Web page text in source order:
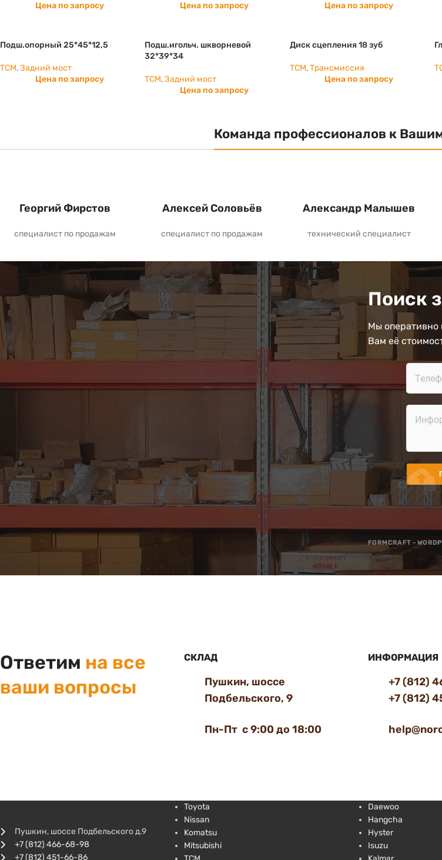
Цена по запросу
Цена по запросу
Цена по запросу
Подш.опорный 25*45*12,5
TCM,Задний мост
Цена по запросу
Подш.игольч. шкворневой
32*39*34
TCM,Задний мост
Цена по запросу
Диск сцепления 18 зуб
TCM,Трансмиссия
Цена по запросу
Команда профессионалов к
Георгий Фирстов
специалист по продажам
Алексей Соловьёв
специалист по продажам
Александр Малышев
технический специалист
Поиск
Мы оперативно
Вам её
cloud_upload
FORMCRAFT -
Ответим на все
ваши вопросы
СКЛАД
Пушкин, шоссе
Подбельского, 9
Пн-Пт с 9:00 до 18:00
ИНФОРМАЦИЯ
+7 (812)
+7 (812)
Пушкин, шоссе Подбельского д.9
+7 (812) 466-68-98
+7 (812) 451-66-86
Toyota
Nissan
Komatsu
Mitsubishi
Daewoo
Hangcha
Hyster
Isuzu